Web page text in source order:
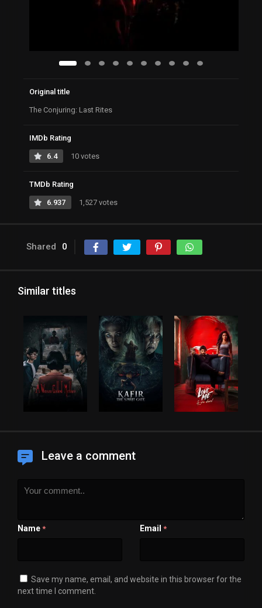
Original title
The Conjuring: Last Rites
IMDb Rating
6.4 10 votes
TMDb Rating
6.937 1,527 votes
Shared 0
Similar titles
Leave a comment
Name * Email *
Save my name, email, and website in this browser for the
next time I comment.